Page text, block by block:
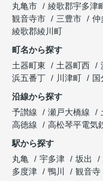
丸亀市
綾歌郡宇多津
観音寺市
三豊市 仲
綾歌郡綾川町
町名から探す
土器町東
土器町西
浜五番丁
川津町 国
沿線から探す
予讃線
瀬戸大橋線
高徳線
高松琴平電気
駅から探す
丸亀
宇多津 坂出
多度津
鴨川 観音寺